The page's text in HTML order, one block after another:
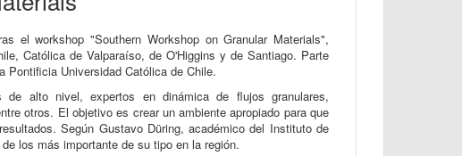
el workshop "Southern Workshop on Granular Materials",
Católica de Valparaíso, de O'Higgins y de Santiago. Parte
Pontificia Universidad Católica de Chile.
de alto nivel, expertos en dinámica de flujos granulares,
otros. El objetivo es crear un ambiente apropiado para que
Según Gustavo Düring, académico del Instituto de
los más importante de su tipo en la región.